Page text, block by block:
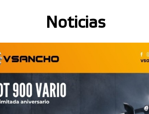
Noticias